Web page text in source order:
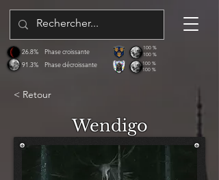
91.3%
26.8%
Phase décroissante
Phase croissante
100 %
100 %
100 %
100 %
< Retour
Wendigo